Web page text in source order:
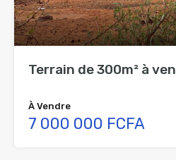
Terrain de 300m² à
À Vendre
7 000 000 FCFA